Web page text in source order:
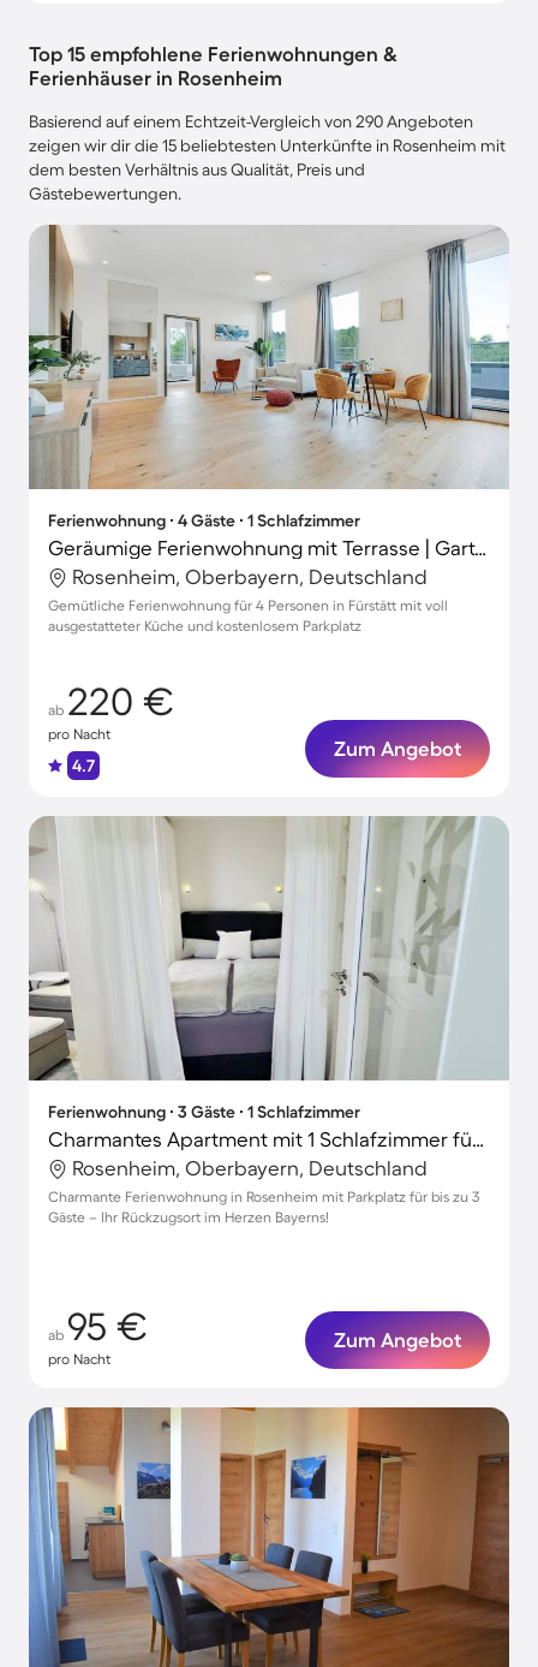
Top 15 empfohlene Ferienwohnungen &
Ferienhäuser in Rosenheim
Basierend auf einem Echtzeit-Vergleich von 290 Angeboten
zeigen wir dir die 15 beliebtesten Unterkünfte in Rosenheim mit
dem besten Verhältnis aus Qualität, Preis und
Gästebewertungen.
Ferienwohnung ∙ 4 Gäste ∙ 1 Schlafzimmer
Geräumige Ferienwohnung mit Terrasse | Gartenblick | Perfekt für die Arbeit von Zuhause
Rosenheim, Oberbayern, Deutschland
Gemütliche Ferienwohnung für 4 Personen in Fürstätt mit voll
ausgestatteter Küche und kostenlosem Parkplatz
ab 220 €
pro Nacht
4.7
Zum Angebot
Ferienwohnung ∙ 3 Gäste ∙ 1 Schlafzimmer
Charmantes Apartment mit 1 Schlafzimmer für 3 Personen
Rosenheim, Oberbayern, Deutschland
Charmante Ferienwohnung in Rosenheim mit Parkplatz für bis zu 3
Gäste – Ihr Rückzugsort im Herzen Bayerns!
ab 95 €
pro Nacht
Zum Angebot